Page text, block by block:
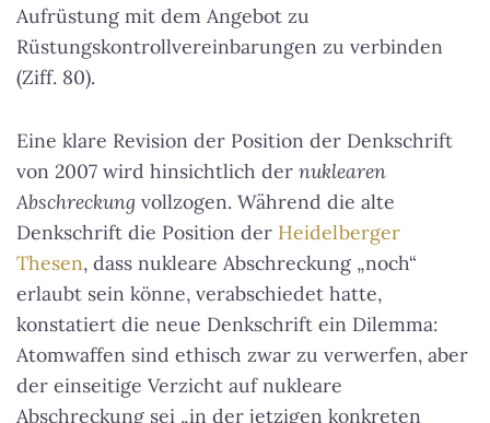
Aufrüstung mit dem Angebot zu
Rüstungskontrollvereinbarungen zu verbinden
(Ziff. 80).
Eine klare Revision der Position der Denkschrift
von 2007 wird hinsichtlich der nuklearen
Abschreckung vollzogen. Während die alte
Denkschrift die Position der Heidelberger
Thesen, dass nukleare Abschreckung „noch“
erlaubt sein könne, verabschiedet hatte,
konstatiert die neue Denkschrift ein Dilemma:
Atomwaffen sind ethisch zwar zu verwerfen, aber
der einseitige Verzicht auf nukleare
Abschreckung sei „in der jetzigen konkreten